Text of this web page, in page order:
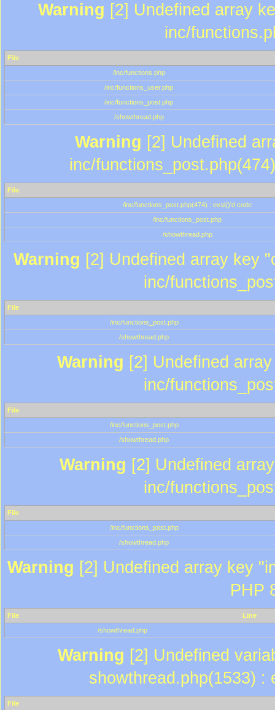
Warning [2] Undefined array
inc/
File
/inc/functions.php
/inc/functions_user.php
/inc/functions_post.php
/showthread.php
Warning [2] Undefined
inc/
File
/inc/functions_post.php(474) : eval()'d code
/inc/functions_post.php
/showthread.php
Warning [2] Undefined array key
inc/
File
/inc/functions_post.php
/showthread.php
Warning [2] Undefined
inc/
File
/inc/functions_post.php
/showthread.php
Warning [2] Undefined
inc/
File
/inc/functions_post.php
/showthread.php
Warning [2] Undefined array key
PHP
File
Line
/showthread.php
Warning [2] Undefined
showthread.php(1533) :
File